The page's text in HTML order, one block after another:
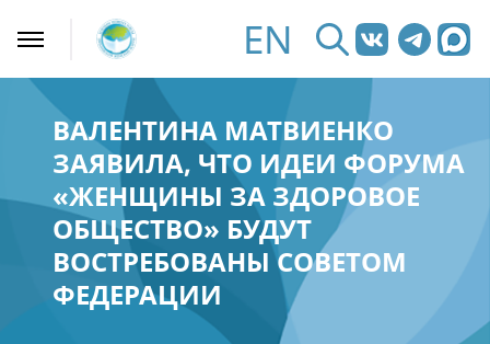
EN
ВАЛЕНТИНА МАТВИЕНКО
ЗАЯВИЛА, ЧТО ИДЕИ ФОРУМА
«ЖЕНЩИНЫ ЗА ЗДОРОВОЕ
ОБЩЕСТВО» БУДУТ
ВОСТРЕБОВАНЫ СОВЕТОМ
ФЕДЕРАЦИИ